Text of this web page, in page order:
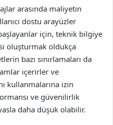
arasında maliyetin
dostu arayüzler
için, teknik bilgiye
oluşturmak oldukça
bazı sınırlamaları da
içerirler ve
kullanmalarına izin
ve güvenilirlik
daha düşük olabilir.